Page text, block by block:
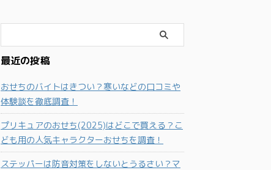
最近の投稿
おせちのバイトはきつい？寒いなどの口コミや
体験談を徹底調査！
プリキュアのおせち(2025)はどこで買える？こ
ども用の人気キャラクターおせちを調査！
ステッパーは防音対策をしないとうるさい？マ